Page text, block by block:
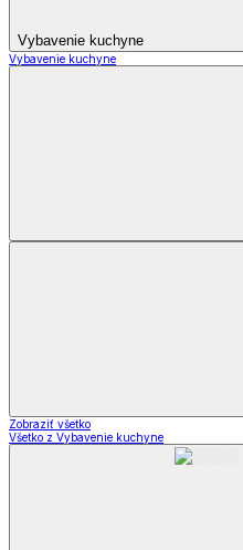
Vybavenie kuchyne
Vybavenie kuchyne
Zobraziť všetko
Všetko z Vybavenie kuchyne